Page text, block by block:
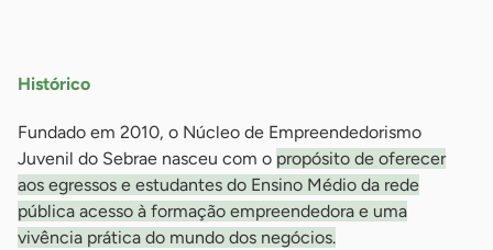
Histórico
Fundado em 2010, o Núcleo de Empreendedorismo
Juvenil do Sebrae nasceu com o propósito de oferecer
aos egressos e estudantes do Ensino Médio da rede
pública acesso à formação empreendedora e uma
vivência prática do mundo dos negócios.